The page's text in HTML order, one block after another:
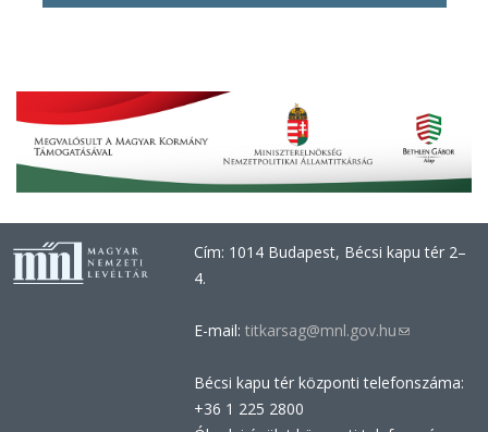
Cím: 1014 Budapest, Bécsi kapu tér 2–
4.
E-mail: titkarsag@mnl.gov.hu(link
e-
Bécsi kapu tér központi telefonszáma:
+36 1 225 2800